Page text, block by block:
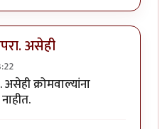
असेही
क्रोमवाल्यांना